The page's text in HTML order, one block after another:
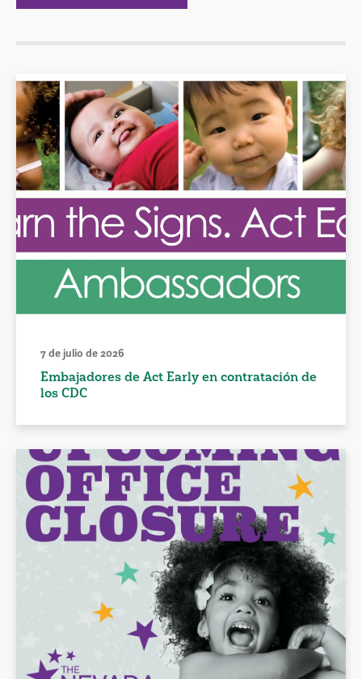
7 de julio de 2026
Embajadores de Act Early en contratación de
los CDC